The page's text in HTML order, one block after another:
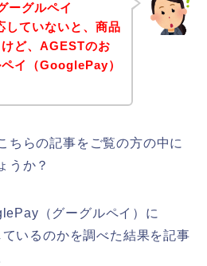
ーグルペイ
していないと、商品
ど、AGESTのお
イ（GooglePay）
ちらの記事をご覧の方の中に
うか？
（グーグルペイ）に
いるのかを調べた結果を記事